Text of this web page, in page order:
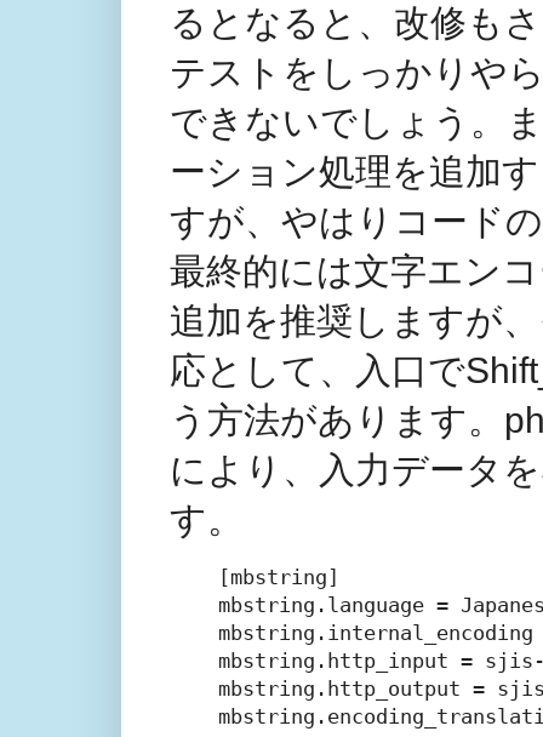
るとなると、改修も
テストをしっかりや
できないでしょう。
ーション処理を追加
すが、やはりコード
最終的には文字エン
追加を推奨しますが
応として、入口で
う方法があります。
により、入力データ
す。
[mbstring]
mbstring.language =
mbstring.http_input =
mbstring.http_output =